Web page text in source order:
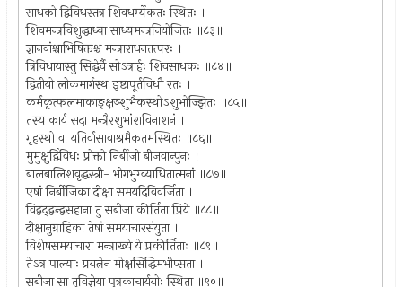
साधको द्विविधस्तत्र शिवधर्म्येकतः स्थितः ।
शिवमन्त्रविशुद्धाध्वा साध्यमन्त्रनियोजितः ॥८३॥
ज्ञानवांश्चाभिषिक्तश्च मन्त्राराधनतत्परः ।
त्रिविधायास्तु सिद्धेर्वै सोऽत्रार्हः शिवसाधकः ॥८४॥
द्वितीयो लोकमार्गस्थ इष्टापूर्तविधौ रतः ।
कर्मकृत्फलमाकाङ्क्षञ्शुभैकस्थोऽशुभोज्झितः ॥८५॥
तस्य कार्यं सदा मन्त्रैरशुभांशविनाशनं ।
गृहस्थो वा यतिर्वासावाश्रमैकतमस्थितः ॥८६॥
मुमुक्षुर्द्विविधः प्रोक्तो निर्बीजो बीजवान्पुनः ।
बालबालिशवृद्धस्त्री- भोगभुग्व्याधितात्मनां ॥८७॥
एषां निर्बीजिका दीक्षा समयदिविवर्जिता ।
विद्वद्द्वन्द्वसहाना तु सबीजा कीर्तिता प्रिये ॥८८॥
दीक्षानुग्राहिका तेषां समयाचारसंयुता ।
विशेषसमयाचारा मन्त्राख्ये ये प्रकीर्तिताः ॥८९॥
तेऽत्र पाल्याः प्रयत्नेन मोक्षसिद्धिमभीप्सता ।
सबीजा सा तुविज्ञेया पुत्रकाचार्ययोः स्थिता ॥९०॥